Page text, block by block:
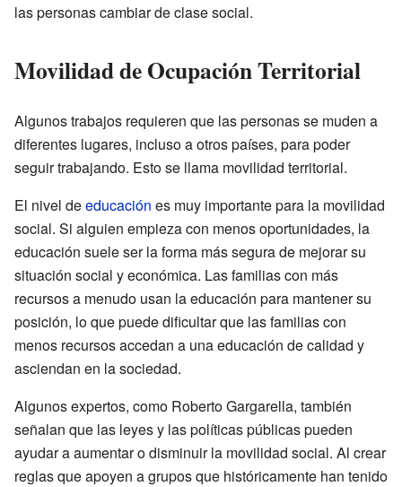
las personas cambiar de clase social.
Movilidad de Ocupación Territorial
Algunos trabajos requieren que las personas se muden a
diferentes lugares, incluso a otros países, para poder
seguir trabajando. Esto se llama movilidad territorial.
El nivel deeducación es muy importante para la movilidad
social. Si alguien empieza con menos oportunidades, la
educación suele ser la forma más segura de mejorar su
situación social y económica. Las familias con más
recursos a menudo usan la educación para mantener su
posición, lo que puede dificultar que las familias con
menos recursos accedan a una educación de calidad y
asciendan en la sociedad.
Algunos expertos, como Roberto Gargarella, también
señalan que las leyes y las políticas públicas pueden
ayudar a aumentar o disminuir la movilidad social. Al crear
reglas que apoyen a grupos que históricamente han tenido